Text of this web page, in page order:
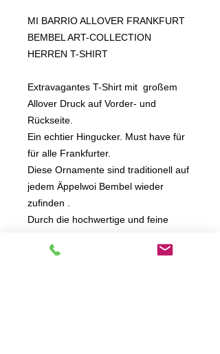
MI BARRIO ALLOVER FRANKFURT
BEMBEL ART-COLLECTION
HERREN T-SHIRT
Extravagantes T-Shirt mit großem
Allover Druck auf Vorder- und
Rückseite.
Ein echtier Hingucker. Must have für
für alle Frankfurter.
Diese Ornamente sind traditionell auf
jedem Äppelwoi Bembel wieder
zufinden .
Durch die hochwertige und feine
dieses Shirt in die Mi Barrio